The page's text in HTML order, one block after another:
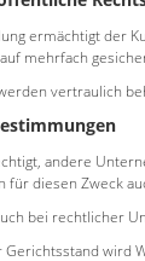
ermächtigt der
auf mehrfach
vertraulich
andere
diesen Zweck
bei rechtlicher
Gerichtsstand wird